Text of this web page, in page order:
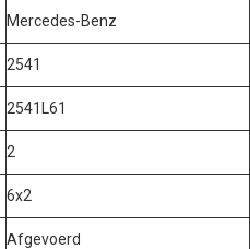
Mercedes-Benz
2541
2541L61
2
6x2
Afgevoerd